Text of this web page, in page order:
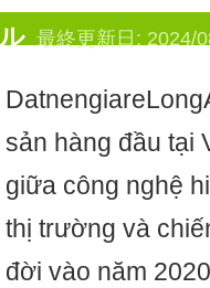
最終更新日: 2024/
sản hàng đầu tại
giữa công nghệ
thị trường và
đời vào năm